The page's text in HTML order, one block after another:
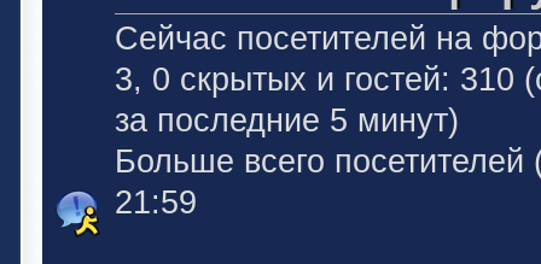
Сейчас посетителей на
3, 0 скрытых и гостей: 310
за последние 5 минут)
Больше всего посетителей
21:59